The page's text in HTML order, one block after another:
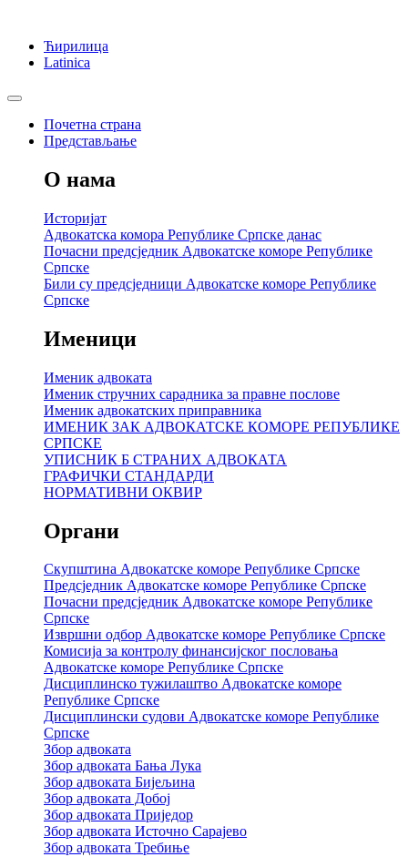
Ћирилица
Latinica
Почетна страна
Представљање
О нама
Историјат
Адвокатска комора Републике Српске данас
Почасни предсједник Адвокатске коморе Републике
Српске
Били су предсједници Адвокатске коморе Републике
Српске
Именици
Именик адвоката
Именик стручних сарадника за правне послове
Именик адвокатских приправника
ИМЕНИК ЗАК АДВОКАТСКЕ КОМОРЕ РЕПУБЛИКЕ
СРПСКЕ
УПИСНИК Б СТРАНИХ АДВОКАТА
ГРАФИЧКИ СТАНДАРДИ
НОРМАТИВНИ ОКВИР
Органи
Скупштина Адвокатске коморе Републике Српске
Предсједник Адвокатске коморе Републике Српске
Почасни предсједник Адвокатске коморе Републике
Српске
Извршни одбор Адвокатске коморе Републике Српске
Комисија за контролу финансијског пословања
Адвокатске коморе Републике Српске
Дисциплинско тужилаштво Адвокатске коморе
Републике Српске
Дисциплински судови Адвокатске коморе Републике
Српске
Збор адвоката
Збор адвоката Бања Лука
Збор адвоката Бијељина
Збор адвоката Добој
Збор адвоката Приједор
Збор адвоката Источно Сарајево
Збор адвоката Требиње